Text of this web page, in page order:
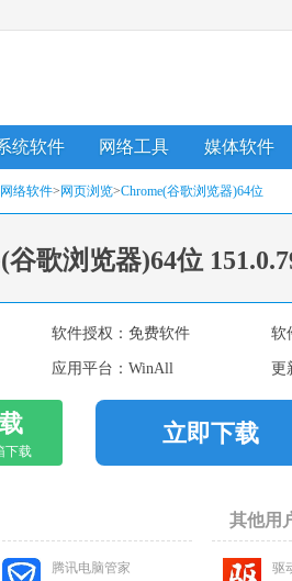
统软件 网络工具 媒体软件
网络软件> 网页浏览>Chrome(谷歌浏览器)64位
谷歌浏览器)64位
软件授权： 免费软件 软
应用平台： WinAll 更
下载
立即下载
腾讯电脑管家
其他用
驱